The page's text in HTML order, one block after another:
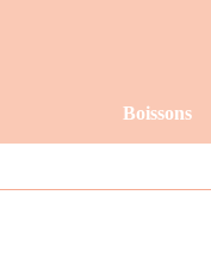
Boissons